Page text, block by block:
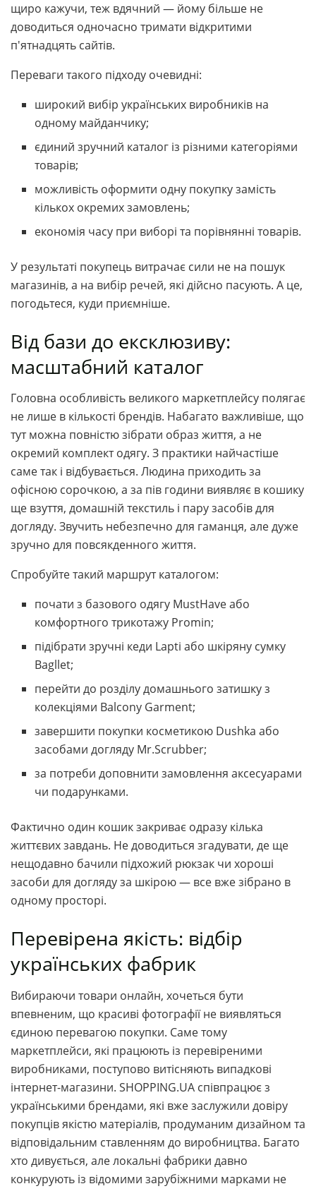
щиро кажучи, теж вдячний — йому більше не
доводиться одночасно тримати відкритими
п'ятнадцять сайтів.
Переваги такого підходу очевидні:
широкий вибір українських виробників на
одному майданчику;
єдиний зручний каталог із різними категоріями
товарів;
можливість оформити одну покупку замість
кількох окремих замовлень;
економія часу при виборі та порівнянні товарів.
У результаті покупець витрачає сили не на пошук
магазинів, а на вибір речей, які дійсно пасують. А це,
погодьтеся, куди приємніше.
Від бази до ексклюзиву:
масштабний каталог
Головна особливість великого маркетплейсу полягає
не лише в кількості брендів. Набагато важливіше, що
тут можна повністю зібрати образ життя, а не
окремий комплект одягу. З практики найчастіше
саме так і відбувається. Людина приходить за
офісною сорочкою, а за пів години виявляє в кошику
ще взуття, домашній текстиль і пару засобів для
догляду. Звучить небезпечно для гаманця, але дуже
зручно для повсякденного життя.
Спробуйте такий маршрут каталогом:
почати з базового одягу MustHave або
комфортного трикотажу Promin;
підібрати зручні кеди Lapti або шкіряну сумку
Bagllet;
перейти до розділу домашнього затишку з
колекціями Balcony Garment;
завершити покупки косметикою Dushka або
засобами догляду Mr.Scrubber;
за потреби доповнити замовлення аксесуарами
чи подарунками.
Фактично один кошик закриває одразу кілька
життєвих завдань. Не доводиться згадувати, де ще
нещодавно бачили підхожий рюкзак чи хороші
засоби для догляду за шкірою — все вже зібрано в
одному просторі.
Перевірена якість: відбір
українських фабрик
Вибираючи товари онлайн, хочеться бути
впевненим, що красиві фотографії не виявляться
єдиною перевагою покупки. Саме тому
маркетплейси, які працюють із перевіреними
виробниками, поступово витісняють випадкові
інтернет-магазини. SHOPPING.UA співпрацює з
українськими брендами, які вже заслужили довіру
покупців якістю матеріалів, продуманим дизайном та
відповідальним ставленням до виробництва. Багато
хто дивується, але локальні фабрики давно
конкурують із відомими зарубіжними марками не